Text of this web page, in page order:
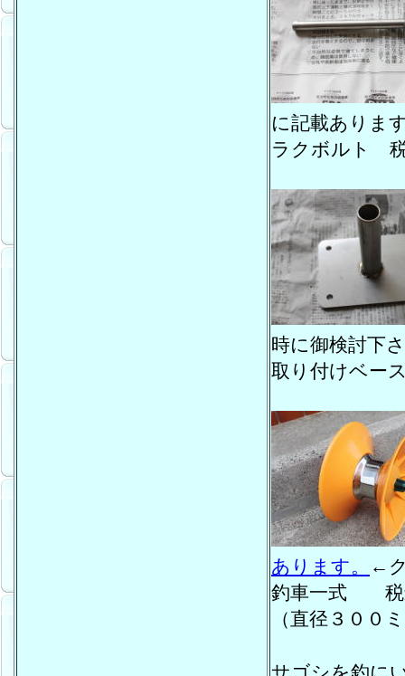
に記載ありま
ラクボルト
時に御検討下
取り付けベー
あります。
←
釣車一式 税
（直径３００